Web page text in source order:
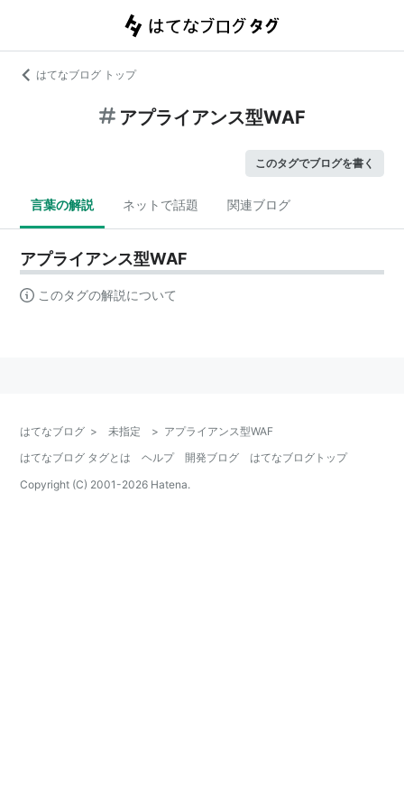
はてなブログ トップ
アプライアンス型WAF
このタグでブログを書く
言葉の解説 ネットで話題 関連ブログ
アプライアンス型WAF
このタグの解説について
はてなブログ > 未指定 > アプライアンス型WAF
はてなブログ タグとは
ヘルプ 開発ブログ
はてなブログトップ
Copyright (C) 2001-2026 Hatena.